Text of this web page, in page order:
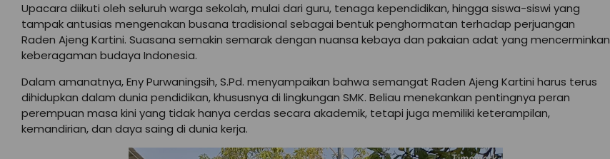
Upacara diikuti oleh seluruh warga sekolah, mulai dari guru, tenaga kependidikan, hingga siswa-siswi yang
tampak antusias mengenakan busana tradisional sebagai bentuk penghormatan terhadap perjuangan
Raden Ajeng Kartini. Suasana semakin semarak dengan nuansa kebaya dan pakaian adat yang mencerminkan
keberagaman budaya Indonesia.
Dalam amanatnya, Eny Purwaningsih, S.Pd. menyampaikan bahwa semangat Raden Ajeng Kartini harus terus
dihidupkan dalam dunia pendidikan, khususnya di lingkungan SMK. Beliau menekankan pentingnya peran
perempuan masa kini yang tidak hanya cerdas secara akademik, tetapi juga memiliki keterampilan,
kemandirian, dan daya saing di dunia kerja.